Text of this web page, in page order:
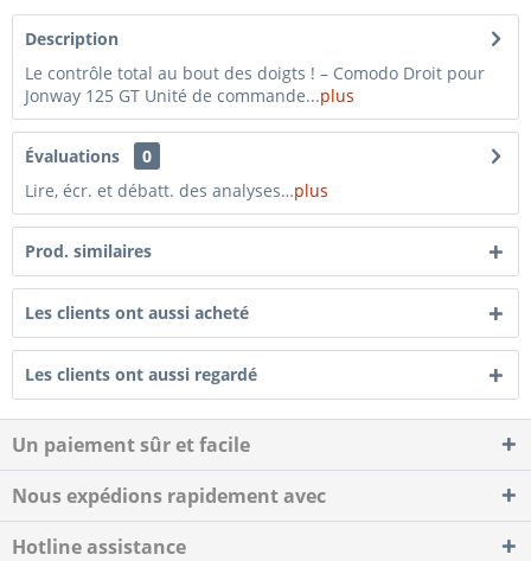
Description
Le contrôle total au bout des doigts ! – Comodo Droit pour
Jonway 125 GT Unité de commande...plus
Évaluations
0
Lire, écr. et débatt. des analyses…plus
Prod. similaires
Les clients ont aussi acheté
Les clients ont aussi regardé
Un paiement sûr et facile
Nous expédions rapidement avec
Hotline assistance